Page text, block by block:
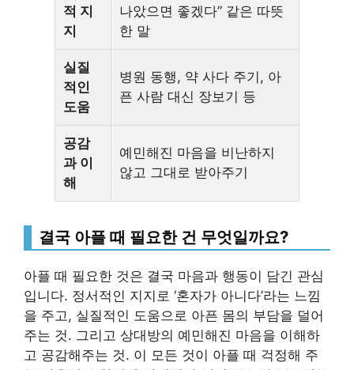
적 지
지
나았으면 좋겠다” 같은 따뜻
한 말
실질
적인
도움
병원 동행, 약 사다 주기, 아
픈 사람 대신 장보기 등
공감
과 이
해
예민해진 마음을 비난하지
않고 그대로 받아주기
결국 아플 때 필요한 건 무엇일까요?
아플 때 필요한 것은 결국 마음과 행동이 담긴 관심
입니다. 정서적인 지지로 ‘혼자가 아니다’라는 느낌
을 주고, 실질적인 도움으로 아픈 몸의 부담을 덜어
주는 것. 그리고 상대방의 예민해진 마음을 이해하
고 공감해주는 것. 이 모든 것이 아플 때 걱정해 주